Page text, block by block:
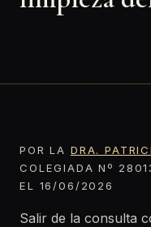
POR LA DRA.
COLEGIADA Nº
EL 16/06/2026
Salir de la consulta